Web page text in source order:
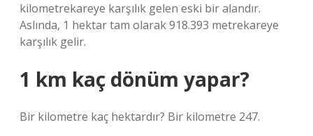
kilometrekareye karşılık gelen eski bir alandır.
Aslında, 1 hektar tam olarak 918.393 metrekareye
karşılık gelir.
1 km kaç dönüm yapar?
Bir kilometre kaç hektardır? Bir kilometre 247.